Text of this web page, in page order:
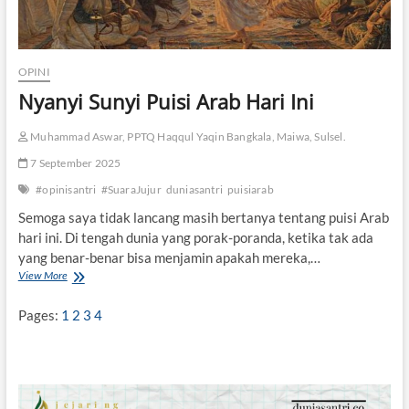
OPINI
Nyanyi Sunyi Puisi Arab Hari Ini
Muhammad Aswar, PPTQ Haqqul Yaqin Bangkala, Maiwa, Sulsel.
7 September 2025
#opinisantri #SuaraJujur duniasantri puisiarab
Semoga saya tidak lancang masih bertanya tentang puisi Arab
hari ini. Di tengah dunia yang porak-poranda, ketika tak ada
yang benar-benar bisa menjamin apakah mereka,…
View MoreN
n
Pages: 1 2 3 4